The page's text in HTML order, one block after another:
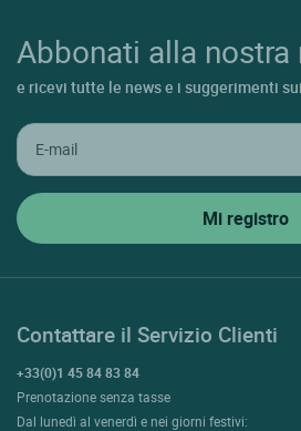
Abbonati alla
e ricevi tutte le news e i suggerimenti
Contattare il Servizio Clienti
+33(0)1 45 84 83 84
Prenotazione senza tasse
Dal lunedì al venerdì e nei giorni festivi: